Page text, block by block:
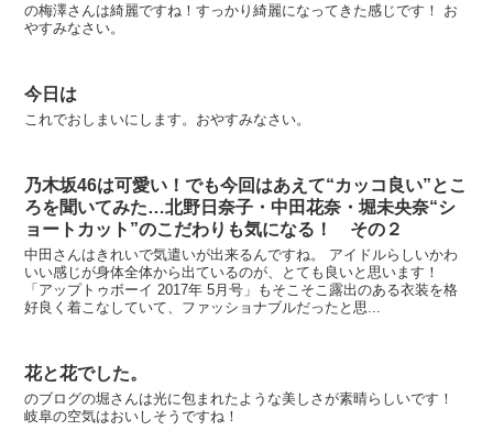
の梅澤さんは綺麗ですね！すっかり綺麗になってきた感じです！ お
やすみなさい。
今日は
これでおしまいにします。おやすみなさい。
乃木坂46は可愛い！でも今回はあえて“カッコ良い”とこ
ろを聞いてみた…北野日奈子・中田花奈・堀未央奈“シ
ョートカット”のこだわりも気になる！ その２
中田さんはきれいで気遣いが出来るんですね。 アイドルらしいかわ
いい感じが身体全体から出ているのが、とても良いと思います！
「アップトゥボーイ 2017年 5月号」もそこそこ露出のある衣装を格
好良く着こなしていて、ファッショナブルだったと思...
花と花でした。
のブログの堀さんは光に包まれたような美しさが素晴らしいです！
岐阜の空気はおいしそうですね！